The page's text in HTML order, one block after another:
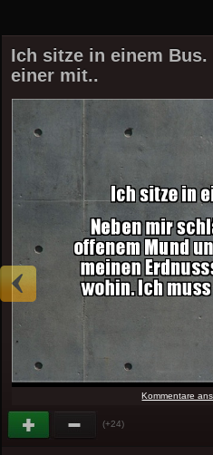
Ich sitze in einem
einer mit..
Kommentare
(+24)